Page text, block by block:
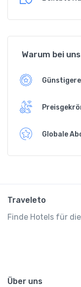
Warum bei
Globale
Traveleto
Finde Hotels für
Über uns